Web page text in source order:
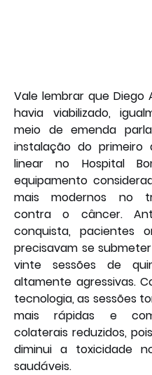
Vale lembrar que Diego
havia viabilizado,
meio de emenda
instalação do primeiro
linear no Hospital
equipamento
mais modernos no
contra o câncer.
conquista, pacientes
precisavam se
vinte sessões de
altamente agressivas.
tecnologia, as sessões
mais rápidas e
colaterais reduzidos,
diminui a toxicidade
saudáveis.